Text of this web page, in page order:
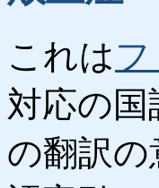
これは
対応の
の翻訳